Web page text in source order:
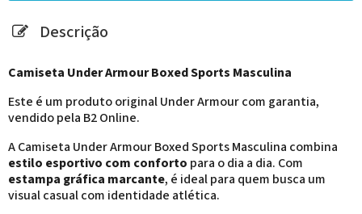
Descrição
Camiseta Under Armour Boxed Sports Masculina
Este é um produto original Under Armour com garantia,
vendido pela B2 Online.
A Camiseta Under Armour Boxed Sports Masculina combina
estilo esportivo com conforto para o dia a dia. Com
estampa gráfica marcante, é ideal para quem busca um
visual casual com identidade atlética.